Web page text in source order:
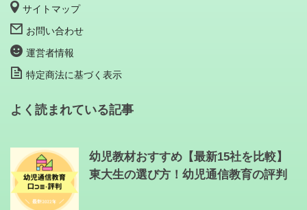
サイトマップ
お問い合わせ
運営者情報
特定商法に基づく表示
よく読まれている記事
幼児教材おすすめ【最新15社を比較】
東大生の選び方！幼児通信教育の評判